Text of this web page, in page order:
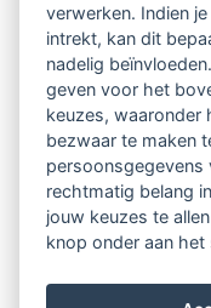
Tijdschrift
Lid worden van
verwerken. Indien
intrekt, kan dit
nadelig
geven voor het
keuzes, waaronder
bezwaar te maken
persoonsgegevens
rechtmatig belang
jouw keuzes te
knop onder aan